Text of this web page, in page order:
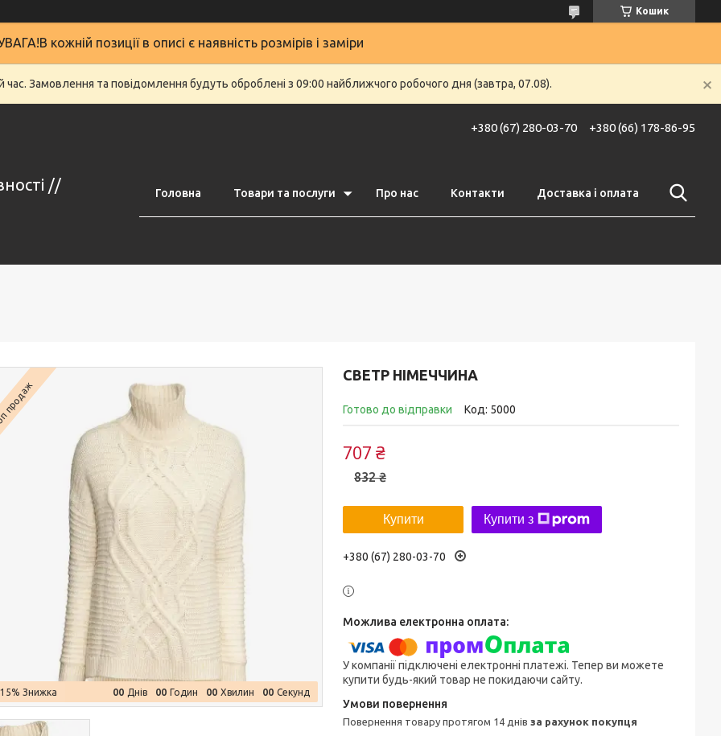
Кошик
кожній позиції в описі є наявність розмірів і заміри
час. Замовлення та повідомлення будуть оброблені з 09:00 найближчого робочого дня (завтра, 07.08).
+380 (67) 280-03-70 +380 (66) 178-86-95
//
Головна Товари та послуги Про нас Контакти Доставка і оплата
СВЕТР НІМЕЧЧИНА
Готово до відправки Код: 5000
832 ₴
707 ₴
Купити Купити з
+380 (67) 280-03-70
У компанії підключені електронні платежі. Тепер ви можете
купити будь-який товар не покидаючи сайту.
повернення товару протягом 14 днів за рахунок покупця
00 Днів 00 Годин 00 Хвилин 00 Секунд